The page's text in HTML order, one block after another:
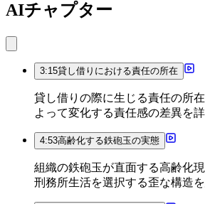
AIチャプター
3:15貸し借りにおける責任の所在
貸し借りの際に生じる責任の所
よって変化する責任感の差異を
4:53高齢化する鉄砲玉の実態
組織の鉄砲玉が直面する高齢化
刑務所生活を選択する歪な構造を